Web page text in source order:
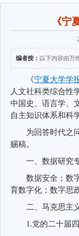
《宁
编者按： 以下内容由万
《宁夏大学学
人文社科类综合性
中国史、语言学、
自主知识体系和科
为回答时代之
赐稿。
一、数据研究
数据安全；数
育数字化；数字思
二、马克思主
1.党的二十届